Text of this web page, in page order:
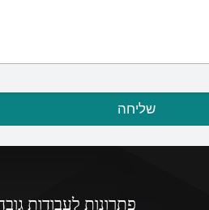
פתרונות לעבודות